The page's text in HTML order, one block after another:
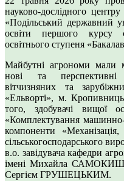
науково-дослідного
«Подільський державний
освіти першого курсу
освітнього ступеня
Майбутні агрономи мали
нові та перспективні
вітчизняних та
«Ельворті», м.
того, здобувачі вищої
«Комплектування машинно-
компоненти «Механізація,
сільськогосподарського
в.о. завідувача кафедри
імені Михайла
Сергієм ГРУШЕЦЬКИМ.